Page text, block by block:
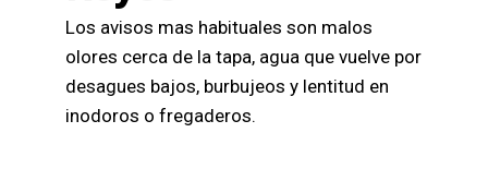
Los avisos mas habituales son malos
olores cerca de la tapa, agua que vuelve por
desagues bajos, burbujeos y lentitud en
inodoros o fregaderos.